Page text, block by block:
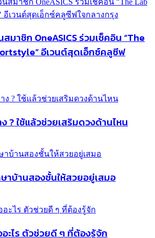
สมาชิก OneASICS ร่วมเช็คอิน “The
อีเวนต์สุดเอ็กซ์คลูซีฟ
? ใช้แล้วช่วยเสริมดวงด้านไหน
าบ้านสองชั้นให้สวยอยู่เสมอ
ะไร ตัวช่วยดี ๆ ที่ต้องรู้จัก